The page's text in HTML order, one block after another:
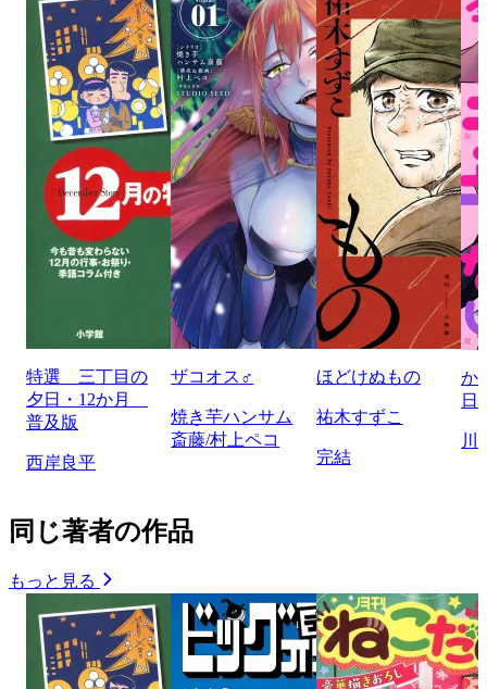
特選 三丁目の
夕日・12か月
普及版
西岸良平
ザコオス♂
焼き芋ハンサム
斎藤/村上ペコ
ほどけぬもの
祐木すずこ
完結
か
日
川
同じ著者の作品
もっと見る